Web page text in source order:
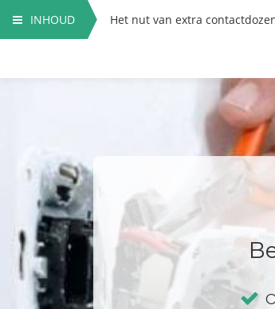
INHOUD Het nut van extra